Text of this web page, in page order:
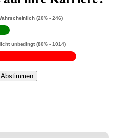
(20% - 246)
unbedingt (80% - 1014)